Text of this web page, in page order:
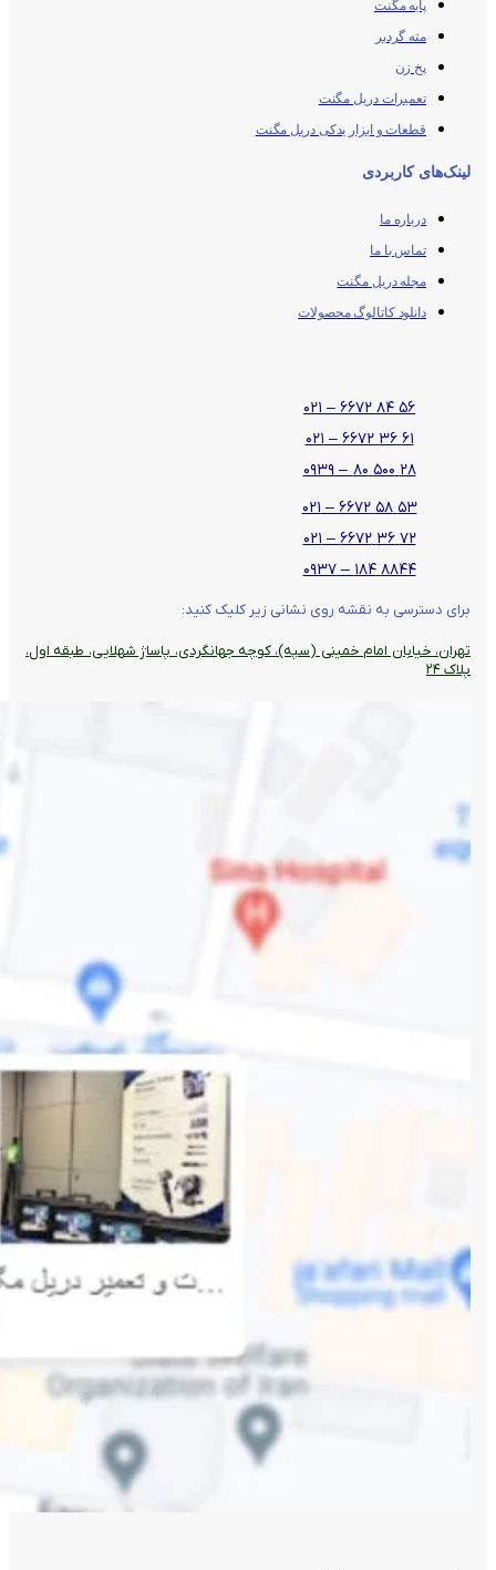
پایه مگنت
مته گردبر
پخ زن
تعمیرات دریل مگنت
قطعات و ابزار یدکی دریل مگنت
لینک‌های کاربردی
درباره ما
تماس با ما
مجله دریل مگنت
دانلود کاتالوگ محصولات
۵۶ ۸۴ ۶۶۷۲ – ۰۲۱
۶۱ ۳۶ ۶۶۷۲ – ۰۲۱
۲۸ ۵۰۰ ۸۰ – ۰۹۳۹
۵۳ ۵۸ ۶۶۷۲ – ۰۲۱
۷۲ ۳۶ ۶۶۷۲ – ۰۲۱
۸۸۴۴ ۱۸۴ – ۰۹۳۷
برای دسترسی به نقشه روی نشانی زیر کلیک کنید:
تهران، خیابان امام خمینی (سپه)، کوچه جهانگردی،‌ پاساژ شهلایی، طبقه اول،
پلاک ۲۴